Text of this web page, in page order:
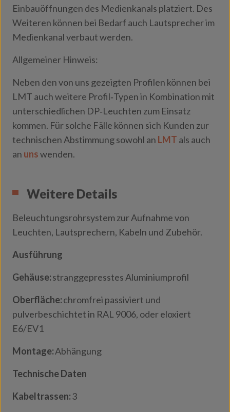
Einbauöffnungen des Medienkanals platziert. Des
Weiteren können bei Bedarf auch Lautsprecher im
Medienkanal verbaut werden.
Allgemeiner Hinweis:
Neben den von uns gezeigten Profilen können bei
LMT auch weitere Profil‑Typen in Kombination mit
unterschiedlichen DP‑Leuchten zum Einsatz
kommen. Für solche Fälle können sich Kunden zur
technischen Abstimmung sowohl an LMT als auch
an unswenden.
Weitere Details
Beleuchtungsrohrsystem zur Aufnahme von
Leuchten, Lautsprechern, Kabeln und Zubehör.
Ausführung
Gehäuse:stranggepresstes Aluminiumprofil
Oberfläche:chromfrei passiviert und
pulverbeschichtet in RAL 9006, oder eloxiert
E6/EV1
Montage:Abhängung
Technische Daten
Kabeltrassen:3